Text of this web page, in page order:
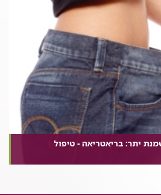
יתר: בריאטריאה - טיפול